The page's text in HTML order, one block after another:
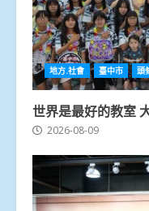
地方.社會 臺中市 頭
世界是最好的教室
2026-08-09